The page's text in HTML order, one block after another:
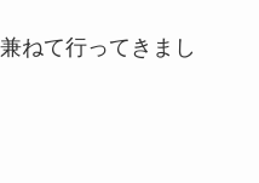
ねて行ってきまし